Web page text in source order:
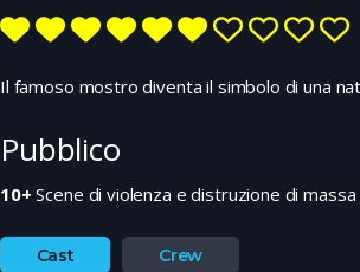
Il famoso mostro diventa il simbolo di una
Pubblico
10+ Scene di violenza e distruzione di
Cast Crew